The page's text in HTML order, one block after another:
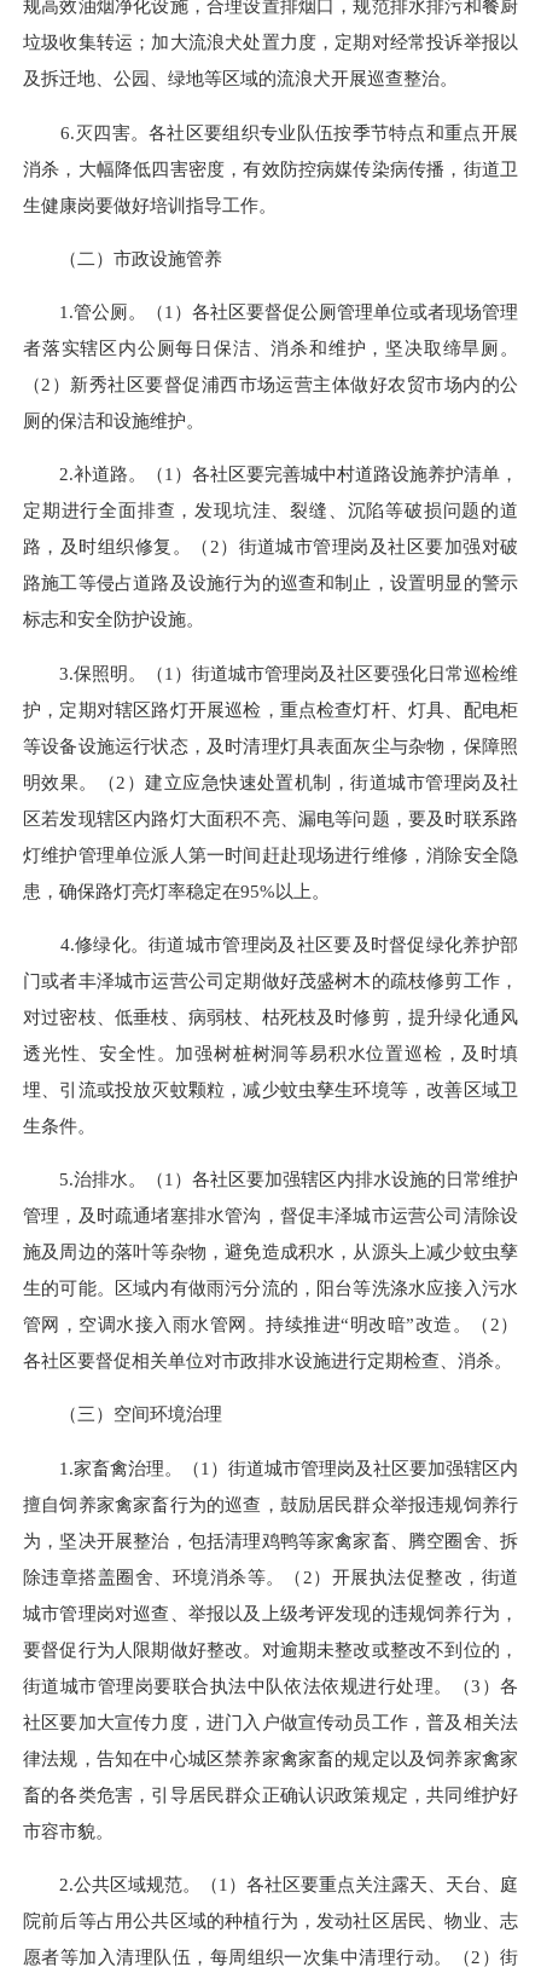
规高效油烟净化设施，合理设置排烟口，规范排水排污和餐厨
垃圾收集转运；加大流浪犬处置力度，定期对经常投诉举报以
及拆迁地、公园、绿地等区域的流浪犬开展巡查整治。
6.灭四害。各社区要组织专业队伍按季节特点和重点开展
消杀，大幅降低四害密度，有效防控病媒传染病传播，街道卫
生健康岗要做好培训指导工作。
（二）市政设施管养
1.管公厕。（1）各社区要督促公厕管理单位或者现场管理
者落实辖区内公厕每日保洁、消杀和维护，坚决取缔旱厕。
（2）新秀社区要督促浦西市场运营主体做好农贸市场内的公
厕的保洁和设施维护。
2.补道路。（1）各社区要完善城中村道路设施养护清单，
定期进行全面排查，发现坑洼、裂缝、沉陷等破损问题的道
路，及时组织修复。（2）街道城市管理岗及社区要加强对破
路施工等侵占道路及设施行为的巡查和制止，设置明显的警示
标志和安全防护设施。
3.保照明。（1）街道城市管理岗及社区要强化日常巡检维
护，定期对辖区路灯开展巡检，重点检查灯杆、灯具、配电柜
等设备设施运行状态，及时清理灯具表面灰尘与杂物，保障照
明效果。（2）建立应急快速处置机制，街道城市管理岗及社
区若发现辖区内路灯大面积不亮、漏电等问题，要及时联系路
灯维护管理单位派人第一时间赶赴现场进行维修，消除安全隐
患，确保路灯亮灯率稳定在95%以上。
4.修绿化。街道城市管理岗及社区要及时督促绿化养护部
门或者丰泽城市运营公司定期做好茂盛树木的疏枝修剪工作，
对过密枝、低垂枝、病弱枝、枯死枝及时修剪，提升绿化通风
透光性、安全性。加强树桩树洞等易积水位置巡检，及时填
埋、引流或投放灭蚊颗粒，减少蚊虫孳生环境等，改善区域卫
生条件。
5.治排水。（1）各社区要加强辖区内排水设施的日常维护
管理，及时疏通堵塞排水管沟，督促丰泽城市运营公司清除设
施及周边的落叶等杂物，避免造成积水，从源头上减少蚊虫孳
生的可能。区域内有做雨污分流的，阳台等洗涤水应接 入污水
管网，空调水接入雨水管网。持续推进“明改暗”改造。（2）
各社区要督促相关单位对市政排水设施进行定期检查、消杀。
（三）空间环境治理
1.家畜禽治理。（1）街道城市管理岗及社区要加强辖区内
擅自饲养家禽家畜行为的巡查，鼓励居民群众举报违规饲养行
为，坚决开展整治，包括清理鸡鸭等家禽家畜、腾空圈舍、拆
除违章搭盖圈舍、环境消杀等。（2）开展执法促整改，街道
城市管理岗对巡查、举报以及上级考评发现的违规饲养行为，
要督促行为人限期做好整改。对逾期未整改或整改不到位的，
街道城市管理岗要联合执法中队依法依规进行处理。（3）各
社区要加大宣传力度，进门入户做宣传动员工作，普及相关法
律法规，告知在中心城区禁养家禽家畜的规定以及饲养家禽家
畜的各类危害，引导居民群众正确认识政策规定，共同维护好
市容市貌。
2.公共区域规范。（1）各社区要重点关注露天、天台、庭
院前后等占用公共区域的种植行为，发动社区居民、物业、志
愿者等加入清理队伍，每周组织一次集中清理行动。（2）街